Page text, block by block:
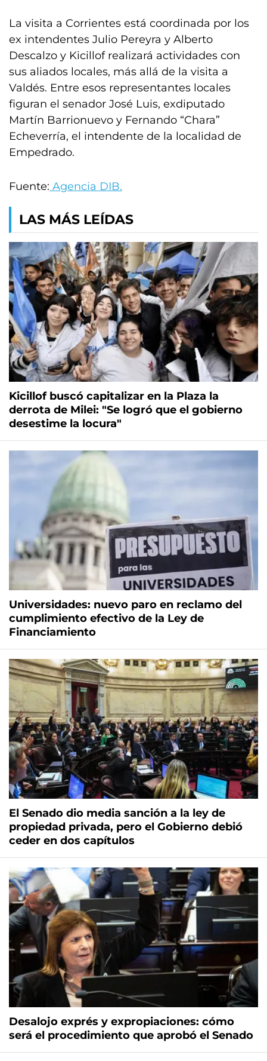
La visita a Corrientes está coordinada por los
ex intendentes Julio Pereyra y Alberto
Descalzo y Kicillof realizará actividades con
sus aliados locales, más allá de la visita a
Valdés. Entre esos representantes locales
figuran el senador José Luis, exdiputado
Martín Barrionuevo y Fernando “Chara”
Echeverría, el intendente de la localidad de
Empedrado.
Fuente: Agencia DIB.
LAS MÁS LEÍDAS
Kicillof buscó capitalizar en la Plaza la
derrota de Milei: "Se logró que el gobierno
desestime la locura"
Universidades: nuevo paro en reclamo del
cumplimiento efectivo de la Ley de
Financiamiento
El Senado dio media sanción a la ley de
propiedad privada, pero el Gobierno debió
ceder en dos capítulos
Desalojo exprés y expropiaciones: cómo
será el procedimiento que aprobó el Senado